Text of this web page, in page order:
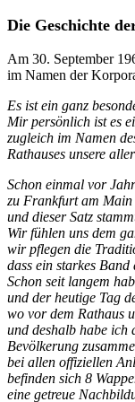
Die Geschichte
Am 30. September
im Namen der
Es ist ein ganz
Mir persönlich ist es
zugleich im Namen
Rathauses unsere
Schon einmal vor
zu Frankfurt am Main
und dieser Satz
Wir fühlen uns dem
wir pflegen die
dass ein starkes
Schon seit langem
und der heutige Tag
wo vor dem Rathaus
und deshalb habe ich
Bevölkerung
bei allen offiziellen
befinden sich 8
eine getreue